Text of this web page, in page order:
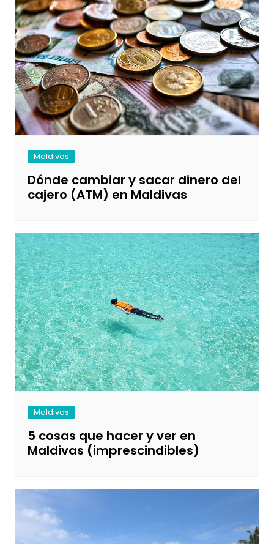
Maldivas
Dónde cambiar y sacar dinero del
cajero (ATM) en Maldivas
Maldivas
5 cosas que hacer y ver en
Maldivas (imprescindibles)